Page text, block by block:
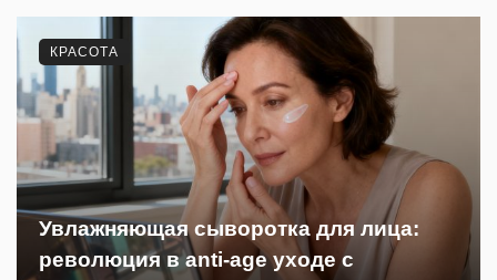
Увлажняющая сыворотка для лица:
революция в anti-age уходе с
КРАСОТА